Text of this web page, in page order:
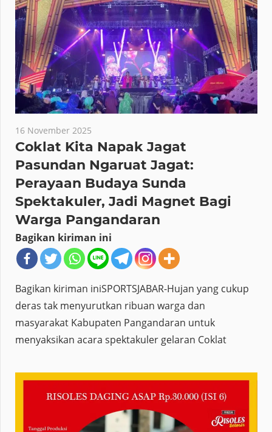
16 November 2025
Coklat Kita Napak Jagat
Pasundan Ngaruat Jagat:
Perayaan Budaya Sunda
Spektakuler, Jadi Magnet Bagi
Warga Pangandaran
Bagikan kiriman ini
Bagikan kiriman iniSPORTSJABAR-Hujan yang cukup
deras tak menyurutkan ribuan warga dan
masyarakat Kabupaten Pangandaran untuk
menyaksikan acara spektakuler gelaran Coklat